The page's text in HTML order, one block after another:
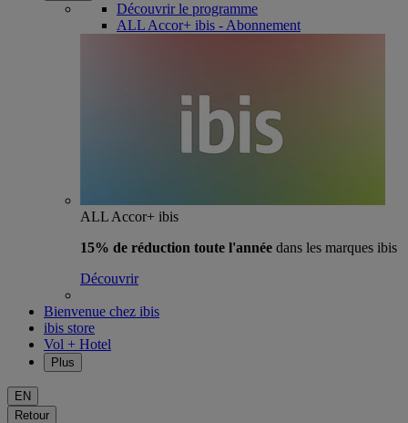
Découvrir le programme
ALL Accor+ ibis - Abonnement
ALL Accor+ ibis
15% de réduction toute l'année dans les marques ibis
Découvrir
Bienvenue chez ibis
ibis store
Vol + Hotel
Plus
EN
Retour